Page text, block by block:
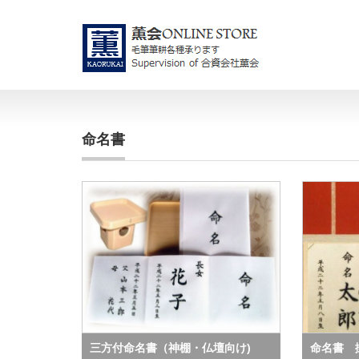
命名書
三方付命名書（神棚・仏壇向け) 命名書